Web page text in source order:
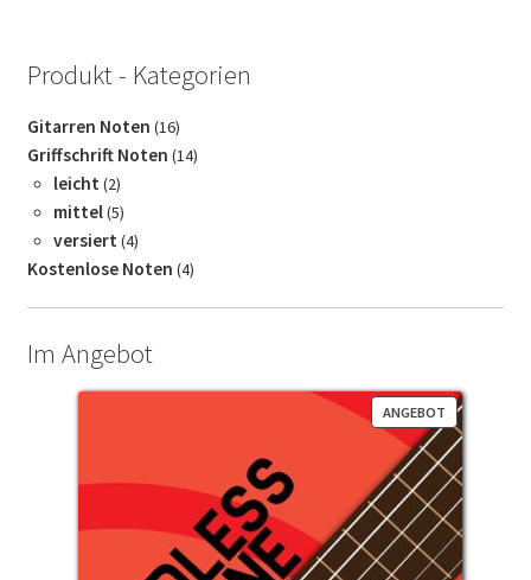
Produkt - Kategorien
Gitarren Noten 1616
Produkte
Griffschrift Noten 1414
leicht 22
Produkte
mittel 55
Produkte
versiert 44
Produkte
Kostenlose Noten 44
Im Angebot
ANGEBOTPRODUKT
IM
ANGEBOT